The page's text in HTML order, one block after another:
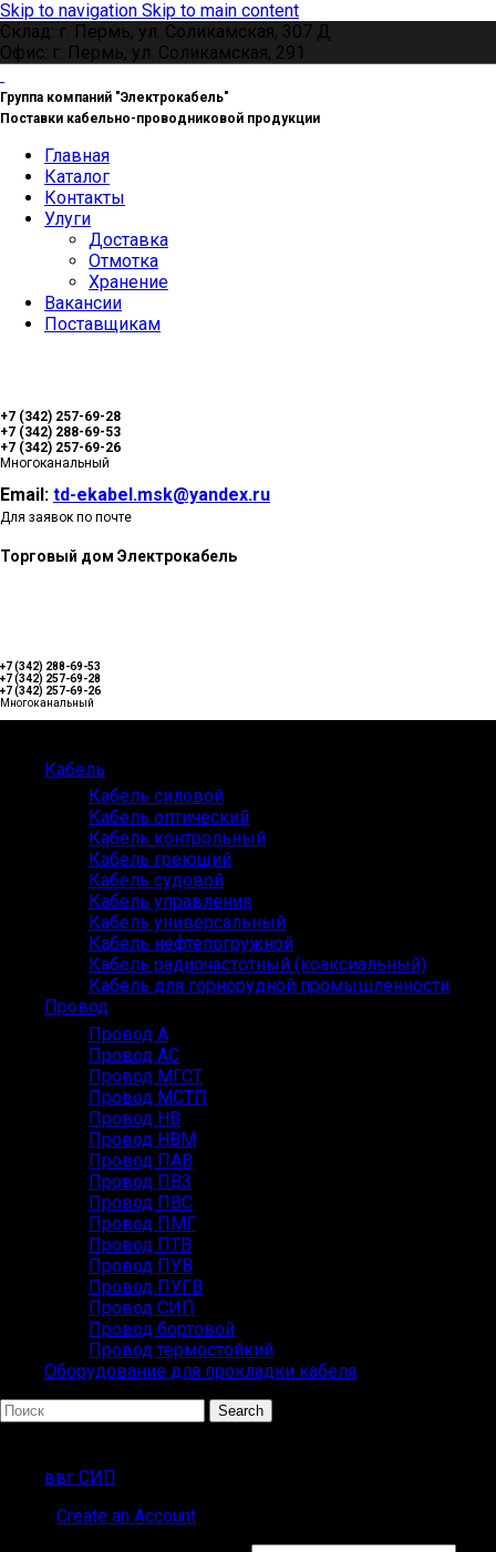
Skip to navigation Skip to main content
Склад: г. Пермь, ул. Соликамская, 307 Д
Офис: г. Пермь, ул. Соликамская, 291
Группа компаний "Электрокабель"
Поставки кабельно-проводниковой продукции
Главная
Каталог
Контакты
Улуги
Доставка
Отмотка
Хранение
Вакансии
Поставщикам
+7 (342) 257-69-28
+7 (342) 288-69-53
+7 (342) 257-69-26
Многоканальный
Email: td-ekabel.msk@yandex.ru
Для заявок по почте
Торговый дом Электрокабель
+7 (342) 288-69-53
+7 (342) 257-69-28
+7 (342) 257-69-26
Многоканальный
Кабель
Кабель силовой
Кабель оптический
Кабель контрольный
Кабель греющий
Кабель судовой
Кабель управления
Кабель универсальный
Кабель нефтепогружной
Кабель радиочастотный (коаксиальный)
Кабель для горнорудной промышленности
Провод
Провод А
Провод АС
Провод МГСТ
Провод МСТП
Провод НВ
Провод НВМ
Провод ПАВ
Провод ПВ3
Провод ПВС
Провод ПМГ
Провод ПТВ
Провод ПУВ
Провод ПУГВ
Провод СИП
Провод бортовой
Провод термостойкий
Оборудование для прокладки кабеля
Search
ввг СИП
Create an Account